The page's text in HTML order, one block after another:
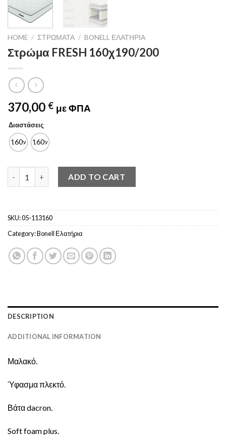
HOME / ΣΤΡΏΜΑΤΑ / BONELL ΕΛΑΤΉΡΙΑ
Στρώμα FRESH 160χ190/200
370,00 € με ΦΠΑ
Διαστάσεις
160χ190160χ200
ADD TO CART
SKU:05-113160
Category:Bonell Ελατήρια
DESCRIPTION
ADDITIONAL INFORMATION
Μαλακό.
Ύφασμα πλεκτό.
Βάτα dacron.
Soft foam plus.